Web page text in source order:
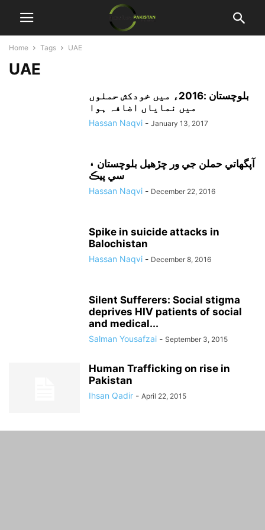
Home Tags UAE
UAE
بلوچستان :2016ء میں خودکش حملوں
میں نمایاں اضافہ ہوا
Hassan Naqvi - January 13, 2017
آپگهاتي حملن جي ور چڙهيل بلوچستان ۽
سي پيڪ
Hassan Naqvi - December 22, 2016
Spike in suicide attacks in
Balochistan
Hassan Naqvi - December 8, 2016
Silent Sufferers: Social stigma
deprives HIV patients of social
and medical...
Salman Yousafzai - September 3, 2015
Human Trafficking on rise in
Pakistan
Ihsan Qadir - April 22, 2015